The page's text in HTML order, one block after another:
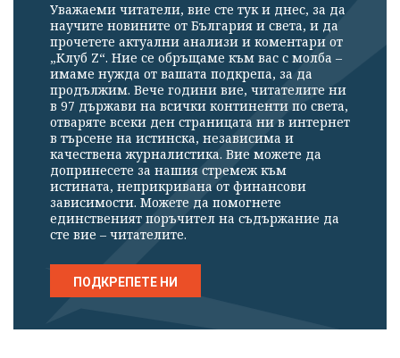
Уважаеми читатели, вие сте тук и днес, за да
научите новините от България и света, и да
прочетете актуални анализи и коментари от
„Клуб Z“. Ние се обръщаме към вас с молба –
имаме нужда от вашата подкрепа, за да
продължим. Вече години вие, читателите ни
в 97 държави на всички континенти по света,
отваряте всеки ден страницата ни в интернет
в търсене на истинска, независима и
качествена журналистика. Вие можете да
допринесете за нашия стремеж към
истината, неприкривана от финансови
зависимости. Можете да помогнете
единственият поръчител на съдържание да
сте вие – читателите.
ПОДКРЕПЕТЕ НИ